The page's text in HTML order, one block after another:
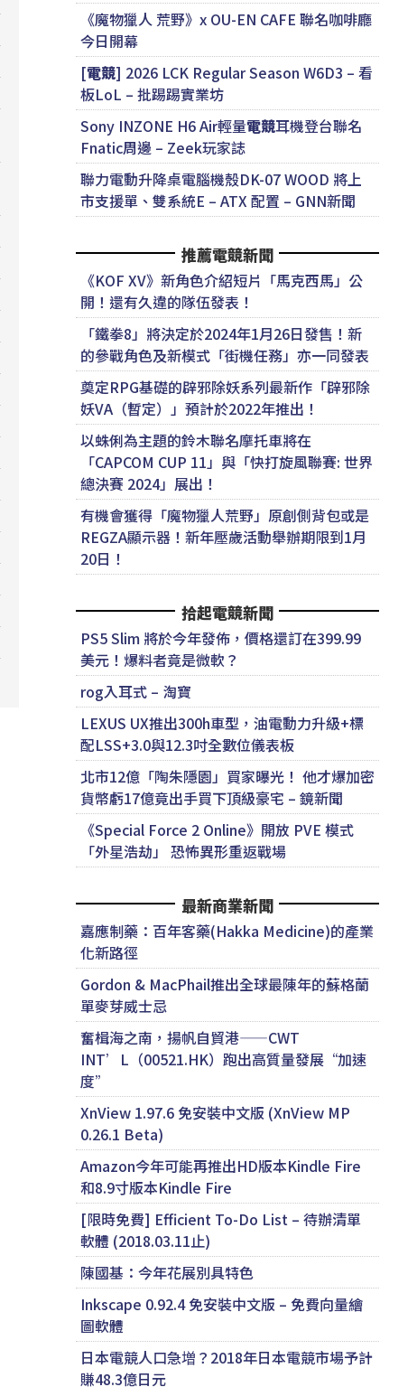
《魔物獵人 荒野》x OU-EN CAFE 聯名咖啡廳
今日開幕
[電競] 2026 LCK Regular Season W6D3 – 看
板LoL – 批踢踢實業坊
Sony INZONE H6 Air輕量電競耳機登台聯名
Fnatic周邊 – Zeek玩家誌
聯力電動升降桌電腦機殼DK-07 WOOD 將上
市支援單、雙系統E – ATX 配置 – GNN新聞
推薦電競新聞
《KOF XV》新角色介紹短片「馬克西馬」公
開！還有久違的隊伍發表！
「鐵拳8」將決定於2024年1月26日發售！新
的參戰角色及新模式「街機任務」亦一同發表
奠定RPG基礎的辟邪除妖系列最新作「辟邪除
妖VA（暫定）」預計於2022年推出！
以蛛俐為主題的鈴木聯名摩托車將在
「CAPCOM CUP 11」與「快打旋風聯賽: 世界
總決賽 2024」展出！
有機會獲得「魔物獵人荒野」原創側背包或是
REGZA顯示器！新年壓歲活動舉辦期限到1月
20日！
拾起電競新聞
PS5 Slim 將於今年發佈，價格還訂在399.99
美元！爆料者竟是微軟？
rog入耳式 – 淘寶
LEXUS UX推出300h車型，油電動力升級+標
配LSS+3.0與12.3吋全數位儀表板
北市12億「陶朱隱園」買家曝光！ 他才爆加密
貨幣虧17億竟出手買下頂級豪宅 – 鏡新聞
《Special Force 2 Online》開放 PVE 模式
「外星浩劫」 恐怖異形重返戰場
最新商業新聞
嘉應制藥：百年客藥(Hakka Medicine)的產業
化新路徑
Gordon & MacPhail推出全球最陳年的蘇格蘭
單麥芽威士忌
奮楫海之南，揚帆自貿港——CWT
INT’L（00521.HK）跑出高質量發展“加速
度”
XnView 1.97.6 免安裝中文版 (XnView MP
0.26.1 Beta)
Amazon今年可能再推出HD版本Kindle Fire
和8.9寸版本Kindle Fire
[限時免費] Efficient To-Do List – 待辦清單
軟體 (2018.03.11止)
陳國基：今年花展別具特色
Inkscape 0.92.4 免安裝中文版 – 免費向量繪
圖軟體
日本電競人口急増？2018年日本電競市場予計
賺48.3億日元